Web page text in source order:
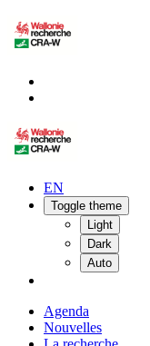
EN
Toggle theme
Light
Dark
Auto
Agenda
Nouvelles